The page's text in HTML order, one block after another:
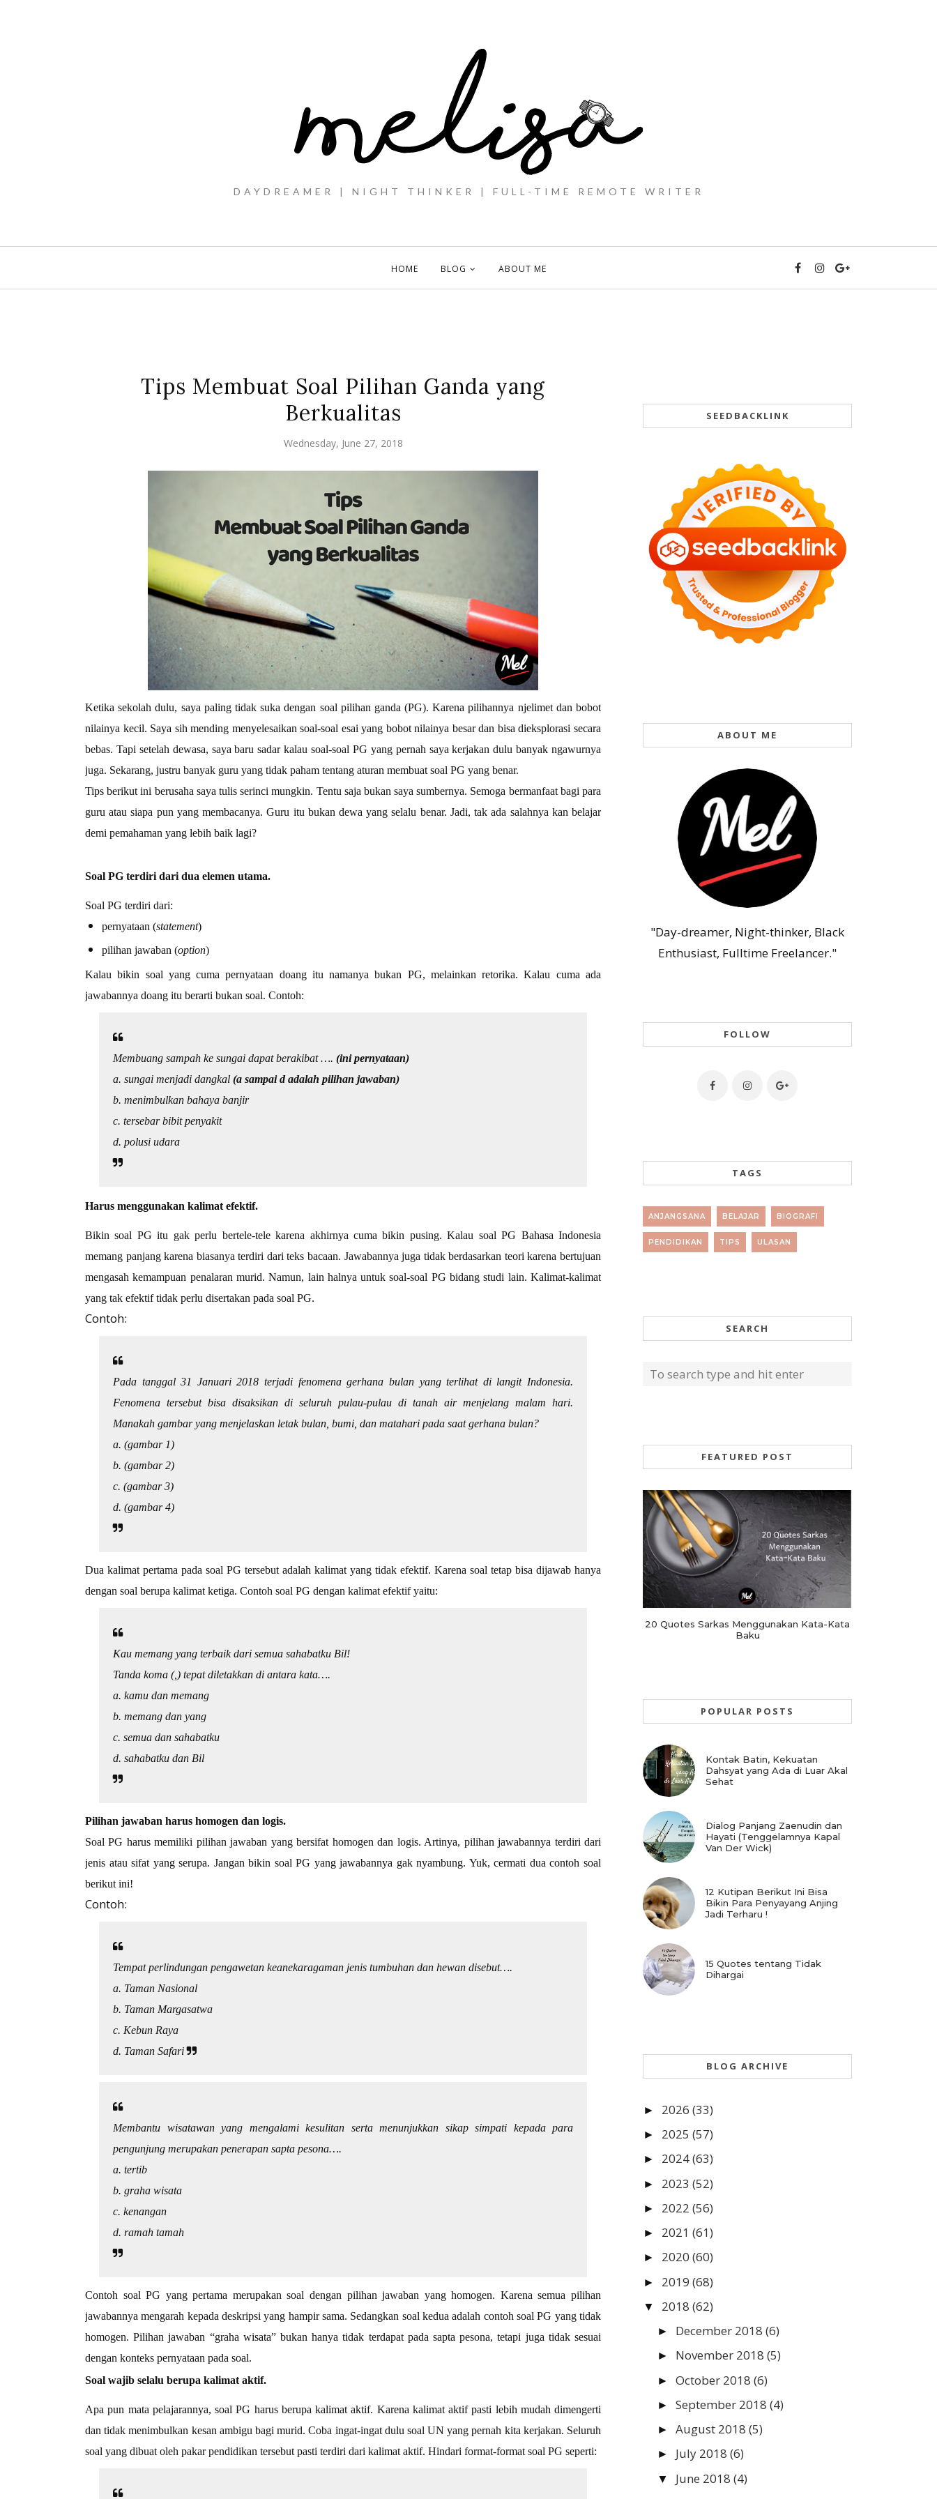
DAYDREAMER | NIGHT THINKER | FULL-TIME REMOTE WRITER
HOME BLOG ABOUT ME
Tips Membuat Soal Pilihan Ganda yang
Berkualitas
Wednesday, June 27, 2018
Ketika sekolah dulu, saya paling tidak suka dengan soal pilihan ganda (PG). Karena pilihannya njelimet dan bobot
nilainya kecil. Saya sih mending menyelesaikan soal-soal esai yang bobot nilainya besar dan bisa dieksplorasi secara
bebas. Tapi setelah dewasa, saya baru sadar kalau soal-soal PG yang pernah saya kerjakan dulu banyak ngawurnya
juga. Sekarang, justru banyak guru yang tidak paham tentang aturan membuat soal PG yang benar.
Tips berikut ini berusaha saya tulis serinci mungkin. Tentu saja bukan saya sumbernya. Semoga bermanfaat bagi para
guru atau siapa pun yang membacanya. Guru itu bukan dewa yang selalu benar. Jadi, tak ada salahnya kan belajar
demi pemahaman yang lebih baik lagi?
Soal PG terdiri dari dua elemen utama.
Soal PG terdiri dari:
pernyataan (statement)
pilihan jawaban (option)
Kalau bikin soal yang cuma pernyataan doang itu namanya bukan PG, melainkan retorika. Kalau cuma ada
jawabannya doang itu berarti bukan soal. Contoh:
Membuang sampah ke sungai dapat berakibat …. (ini pernyataan)
a. sungai menjadi dangkal (a sampai d adalah pilihan jawaban)
b. menimbulkan bahaya banjir
c. tersebar bibit penyakit
d. polusi udara
Harus menggunakan kalimat efektif.
Bikin soal PG itu gak perlu bertele-tele karena akhirnya cuma bikin pusing. Kalau soal PG Bahasa Indonesia
memang panjang karena biasanya terdiri dari teks bacaan. Jawabannya juga tidak berdasarkan teori karena bertujuan
mengasah kemampuan penalaran murid. Namun, lain halnya untuk soal-soal PG bidang studi lain. Kalimat-kalimat
yang tak efektif tidak perlu disertakan pada soal PG.
Contoh:
Pada tanggal 31 Januari 2018 terjadi fenomena gerhana bulan yang terlihat di langit Indonesia.
Fenomena tersebut bisa disaksikan di seluruh pulau-pulau di tanah air menjelang malam hari.
Manakah gambar yang menjelaskan letak bulan, bumi, dan matahari pada saat gerhana bulan?
a. (gambar 1)
b. (gambar 2)
c. (gambar 3)
d. (gambar 4)
Dua kalimat pertama pada soal PG tersebut adalah kalimat yang tidak efektif. Karena soal tetap bisa dijawab hanya
dengan soal berupa kalimat ketiga. Contoh soal PG dengan kalimat efektif yaitu:
Kau memang yang terbaik dari semua sahabatku Bil!
Tanda koma (,) tepat diletakkan di antara kata….
a. kamu dan memang
b. memang dan yang
c. semua dan sahabatku
d. sahabatku dan Bil
Pilihan jawaban harus homogen dan logis.
Soal PG harus memiliki pilihan jawaban yang bersifat homogen dan logis. Artinya, pilihan jawabannya terdiri dari
jenis atau sifat yang serupa. Jangan bikin soal PG yang jawabannya gak nyambung. Yuk, cermati dua contoh soal
berikut ini!
Contoh:
Tempat perlindungan pengawetan keanekaragaman jenis tumbuhan dan hewan disebut….
a. Taman Nasional
b. Taman Margasatwa
c. Kebun Raya
d. Taman Safari
Membantu wisatawan yang mengalami kesulitan serta menunjukkan sikap simpati kepada para
pengunjung merupakan penerapan sapta pesona….
a. tertib
b. graha wisata
c. kenangan
d. ramah tamah
Contoh soal PG yang pertama merupakan soal dengan pilihan jawaban yang homogen. Karena semua pilihan
jawabannya mengarah kepada deskripsi yang hampir sama. Sedangkan soal kedua adalah contoh soal PG yang tidak
homogen. Pilihan jawaban “graha wisata” bukan hanya tidak terdapat pada sapta pesona, tetapi juga tidak sesuai
dengan konteks pernyataan pada soal.
Soal wajib selalu berupa kalimat aktif.
Apa pun mata pelajarannya, soal PG harus berupa kalimat aktif. Karena kalimat aktif pasti lebih mudah dimengerti
dan tidak menimbulkan kesan ambigu bagi murid. Coba ingat-ingat dulu soal UN yang pernah kita kerjakan. Seluruh
soal yang dibuat oleh pakar pendidikan tersebut pasti terdiri dari kalimat aktif. Hindari format-format soal PG seperti:
SEEDBACKLINK
ABOUT ME
"Day-dreamer, Night-thinker, Black
Enthusiast, Fulltime Freelancer."
FOLLOW
TAGS
ANJANGSANA BELAJAR BIOGRAFI
PENDIDIKAN TIPS ULASAN
SEARCH
FEATURED POST
20 Quotes Sarkas Menggunakan Kata-Kata
Baku
POPULAR POSTS
Kontak Batin, Kekuatan
Dahsyat yang Ada di Luar Akal
Sehat
Dialog Panjang Zaenudin dan
Hayati (Tenggelamnya Kapal
Van Der Wick)
12 Kutipan Berikut Ini Bisa
Bikin Para Penyayang Anjing
Jadi Terharu !
15 Quotes tentang Tidak
Dihargai
BLOG ARCHIVE
► 2026 (33)
► 2025 (57)
► 2024(63)
► 2023 (52)
► 2022 (56)
► 2021 (61)
► 2020 (60)
► 2019 (68)
▼ 2018 (62)
► December 2018 (6)
► November 2018 (5)
►October 2018 (6)
►September 2018 (4)
►August 2018 (5)
► July 2018 (6)
▼ June 2018 (4)